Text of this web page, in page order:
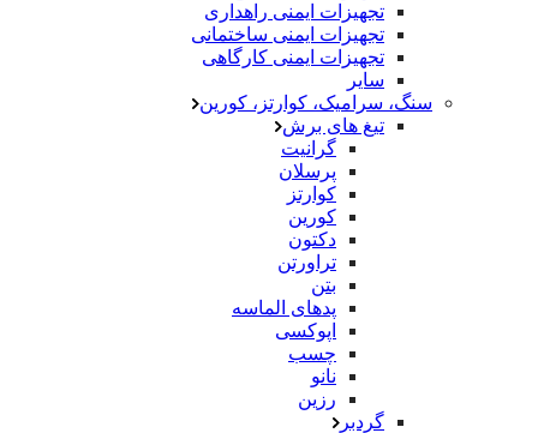
تجهیزات ایمنی راهداری
تجهیزات ایمنی ساختمانی
تجهیزات ایمنی کارگاهی
سایر
سنگ، سرامیک، کوارتز، کورین
تیغ های برش
گرانیت
پرسلان
کوارتز
کورین
دکتون
تراورتن
بتن
پدهای الماسه
اپوکسی
چسب
نانو
رزین
گردبر